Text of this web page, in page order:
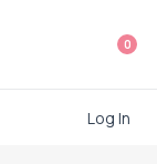
0
Log In